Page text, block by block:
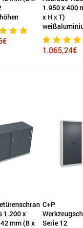
1.950 x 400
x H x T)
1.065,24€
1.200 x
mm (B x
C+P
Serie 12